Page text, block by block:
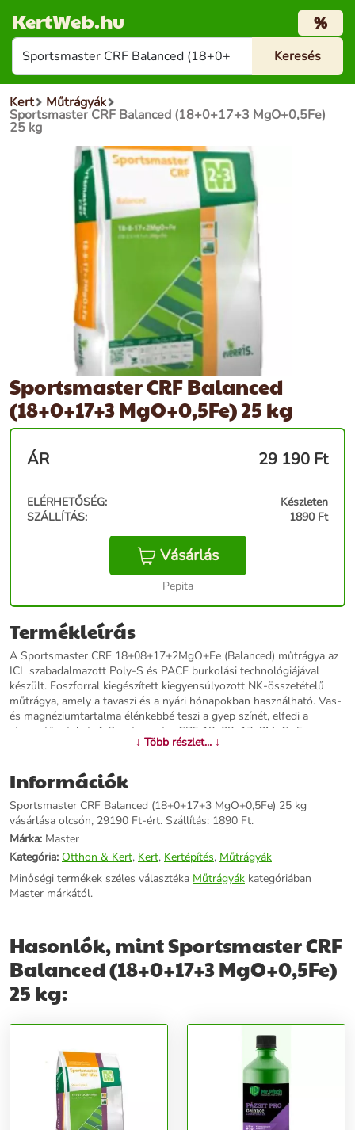
KertWeb.hu %
Kert Műtrágyák
Sportsmaster CRF Balanced (18+0+17+3 MgO+0,5Fe)
25 kg
Sportsmaster CRF Balanced
(18+0+17+3 MgO+0,5Fe) 25 kg
ÁR 29 190 Ft
ELÉRHETŐSÉG:
Készleten
SZÁLLÍTÁS:
1890 Ft
Vásárlás
Pepita
Termékleírás
A Sportsmaster CRF 18+08+17+2MgO+Fe (Balanced) műtrágya az
ICL szabadalmazott Poly-S és PACE burkolási technológiájával
készült. Foszforral kiegészített kiegyensúlyozott NK-összetételű
műtrágya, amely a tavaszi és a nyári hónapokban használható. Vas-
és magnéziumtartalma élénkebbé teszi a gyep színét, elfedi a
stressztüneteket. A Sportsmaster CRF 18+08+17+2MgO+Fe
(Balanced) 2 – 3 hónapos hatástartamú granulált összetett
↓ Több részlet... ↓
Információk
Sportsmaster CRF Balanced (18+0+17+3 MgO+0,5Fe) 25 kg
vásárlása olcsón, 29190 Ft-ért. Szállítás: 1890 Ft.
Márka: Master
Kategória: Otthon & Kert, Kert, Kertépítés, Műtrágyák
Minőségi termékek széles választéka Műtrágyák kategóriában
Master márkától.
Hasonlók, mint Sportsmaster CRF
Balanced (18+0+17+3 MgO+0,5Fe)
25 kg: